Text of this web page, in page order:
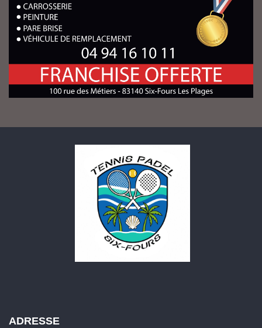
ADRESSE